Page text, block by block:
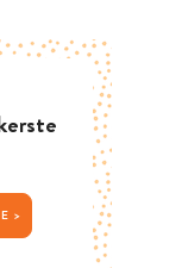
JOUW NIEUWSBRIEFKEUZE >